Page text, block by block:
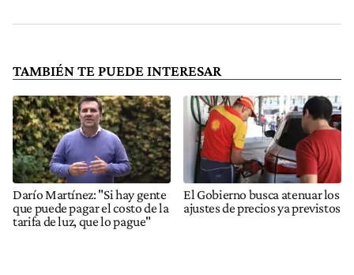
TAMBIÉN TE PUEDE INTERESAR
Darío Martínez: "Si hay gente
que puede pagar el costo de la
tarifa de luz, que lo pague"
El Gobierno busca atenuar los
ajustes de precios ya previstos